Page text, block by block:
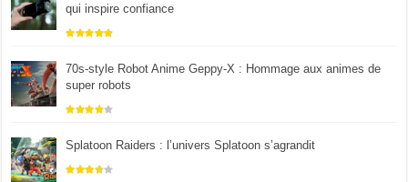
qui inspire confiance
70s-style Robot Anime Geppy-X : Hommage aux animes de
super robots
Splatoon Raiders : l’univers Splatoon s’agrandit